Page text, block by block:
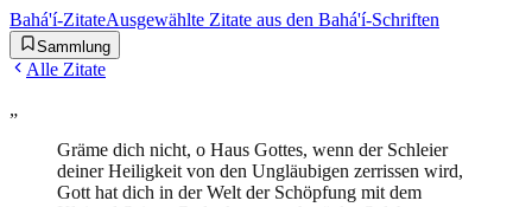
Bahá'í-ZitateAusgewählte Zitate aus den Bahá'í-Schriften
Sammlung
Alle Zitate
„
Gräme dich nicht, o Haus Gottes, wenn der Schleier
deiner Heiligkeit von den Ungläubigen zerrissen wird,
Gott hat dich in der Welt der Schöpfung mit dem